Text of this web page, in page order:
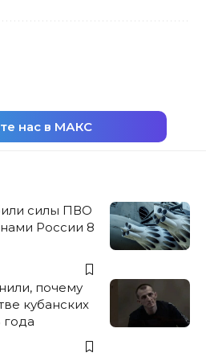
нас в МАКС
силы ПВО
России 8
почему
кубанских
года